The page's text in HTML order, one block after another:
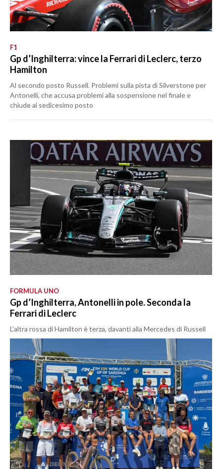
F1
Gp d’Inghilterra: vince la Ferrari di Leclerc, terzo
Hamilton
Al secondo posto Russell. Problemi sulla pista di Silverstone per
Antonelli, che accusa problemi alla sospensione nel finale e
chiude al sedicesimo posto
FORMULA UNO
Gp d’Inghilterra, Antonelli in pole. Seconda la
Ferrari di Leclerc
L’altra rossa di Hamilton è terza, davanti alla Mercedes di Russell